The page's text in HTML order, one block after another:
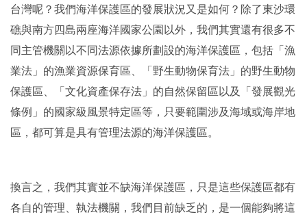
台灣呢？我們海洋保護區的發展狀況又是如何？除了東沙環
礁與南方四島兩座海洋國家公園以外，我們其實還有很多不
同主管機關以不同法源依據所劃設的海洋保護區，包括「漁
業法」的漁業資源保育區、「野生動物保育法」的野生動物
保護區、「文化資產保存法」的自然保留區以及「發展觀光
條例」的國家級風景特定區等，只要範圍涉及海域或海岸地
區，都可算是具有管理法源的海洋保護區。
換言之，我們其實並不缺海洋保護區，只是這些保護區都有
各自的管理、執法機關，我們目前缺乏的，是一個能夠將這